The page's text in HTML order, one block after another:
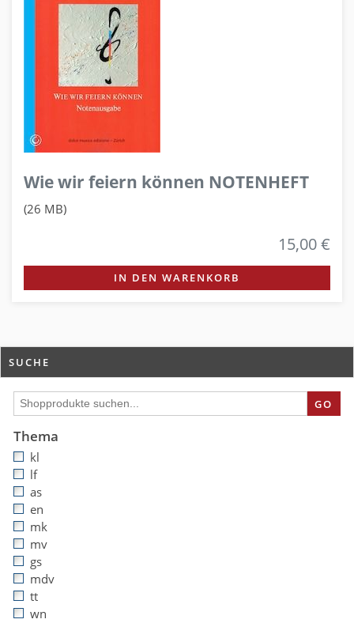
Wie wir feiern können NOTENHEFT
(26 MB)
15,00 €
IN DEN WARENKORB
SUCHE
GO
Thema
kl
lf
as
en
mk
mv
gs
mdv
tt
wn